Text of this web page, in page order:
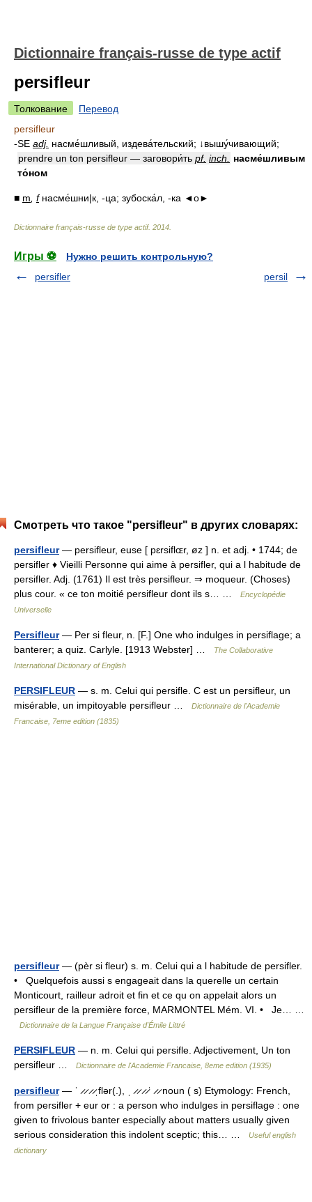
Dictionnaire français-russe de type actif
persifleur
Толкование
Перевод
persifleur
-SE adj. насме́шливый, издева́тельский; ↓вышу́чивающий;
prendre un ton persifleur — заговори́ть pf. inch.
насме́шливым
то́ном
■ m fнасме́шни|к, -ца; зубоска́л, -ка ◄о►
Dictionnaire français-russe de type actif. 2014
Игры ⚽
Нужно решить контрольную?
persifler
persil
Смотреть что такое "persifleur" в других словарях:
persifleur— persifleur, euse [ pɛrsiflɶr, øz ] n. et adj. • 1744; de
persifler ♦ Vieilli Personne qui aime à persifler, qui a l habitude de
persifler. Adj. (1761) Il est très persifleur. ⇒ moqueur. (Choses)
plus cour. « ce ton moitié persifleur dont ils s… …
Encyclopédie
Universelle
Persifleur— Per si fleur, n. [F.] One who indulges in persiflage; a
banterer; a quiz. Carlyle. [1913 Webster] …
The Collaborative
International Dictionary of English
PERSIFLEUR — s. m. Celui qui persifle. C est un persifleur, un
misérable, un impitoyable persifleur …
Dictionnaire de l'Academie
Francaise, 7eme edition (1835)
persifleur— (pèr si fleur) s. m. Celui qui a l habitude de persifler.
• Quelquefois aussi s engageait dans la querelle un certain
Monticourt, railleur adroit et fin et ce qu on appelait alors un
persifleur de la première force, MARMONTEL Mém. VI. • Je… …
Dictionnaire de la Langue Française d'Émile Littré
PERSIFLEUR — n. m. Celui qui persifle. Adjectivement, Un ton
persifleur …
Dictionnaire de l'Academie Francaise, 8eme edition (1935)
persifleur— ˈ ̷ ̷ ̷ ̷ˌflər(.), ˌ ̷ ̷ ̷ ̷ˈ ̷ ̷ noun ( s) Etymology: French,
from persifler + eur or : a person who indulges in persiflage : one
given to frivolous banter especially about matters usually given
serious consideration this indolent sceptic; this… …
Useful english
dictionary